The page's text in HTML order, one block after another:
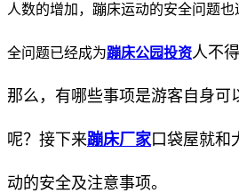
人数的增加，蹦床运动的安全问题
全问题已经成为蹦床公园投资人不
那么，有哪些事项是游客自身可
呢？接下来蹦床厂家口袋屋就和
动的安全及注意事项。